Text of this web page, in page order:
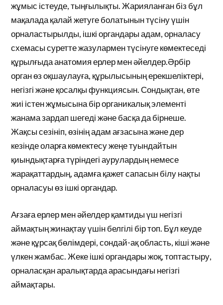
жұмыс істеуде, тыңғылықты. Жарияланған біз бұл
мақалада қалай жетуге болатынын түсіну үшін
орналастырылды, ішкі органдары адам, орналасу
схемасы суретте жазулармен түсінуге көмектеседі
құрылғыда анатомия ерлер мен әйелдер.Әрбір
орган өз оқшаулауға, құрылысының ерекшеліктері,
негізгі және қосалқы функциясын. Сондықтан, өте
жиі істен жұмысына бір органикалық элементі
жанама зардап шегеді және басқа да бірнеше.
Жақсы сезініп, өзінің адам ағзасына және дер
кезінде оларға көмектесу жеңе туындайтын
қиындықтарға түріндегі аурулардың немесе
жарақаттардың, адамға қажет сапасын білу нақты
орналасуы өз ішкі органдар.
Ағзаға ерлер мен әйелдер қамтиды үш негізгі
аймақтың жинақтау үшін белгілі бір топ. Бұл кеуде
және құрсақ бөлімдері, сондай-ақ область, кіші және
үлкен жамбас. Жеке ішкі органдары жоқ, топтастыру,
орналасқан аралықтарда арасындағы негізгі
аймақтары.